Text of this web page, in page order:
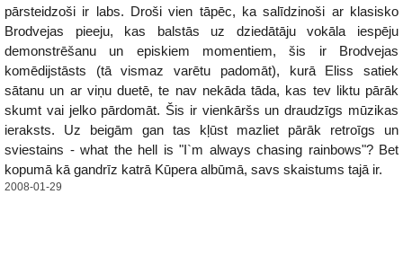
pārsteidzoši ir labs. Droši vien tāpēc, ka salīdzinoši ar klasisko
Brodvejas pieeju, kas balstās uz dziedātāju vokāla iespēju
demonstrēšanu un episkiem momentiem, šis ir Brodvejas
komēdijstāsts (tā vismaz varētu padomāt), kurā Eliss satiek
sātanu un ar viņu duetē, te nav nekāda tāda, kas tev liktu pārāk
skumt vai jelko pārdomāt. Šis ir vienkāršs un draudzīgs mūzikas
ieraksts. Uz beigām gan tas kļūst mazliet pārāk retroīgs un
sviestains - what the hell is "I`m always chasing rainbows"? Bet
kopumā kā gandrīz katrā Kūpera albūmā, savs skaistums tajā ir.
2008-01-29